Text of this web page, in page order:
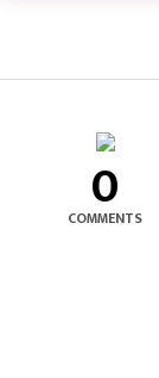
0
COMMENTS